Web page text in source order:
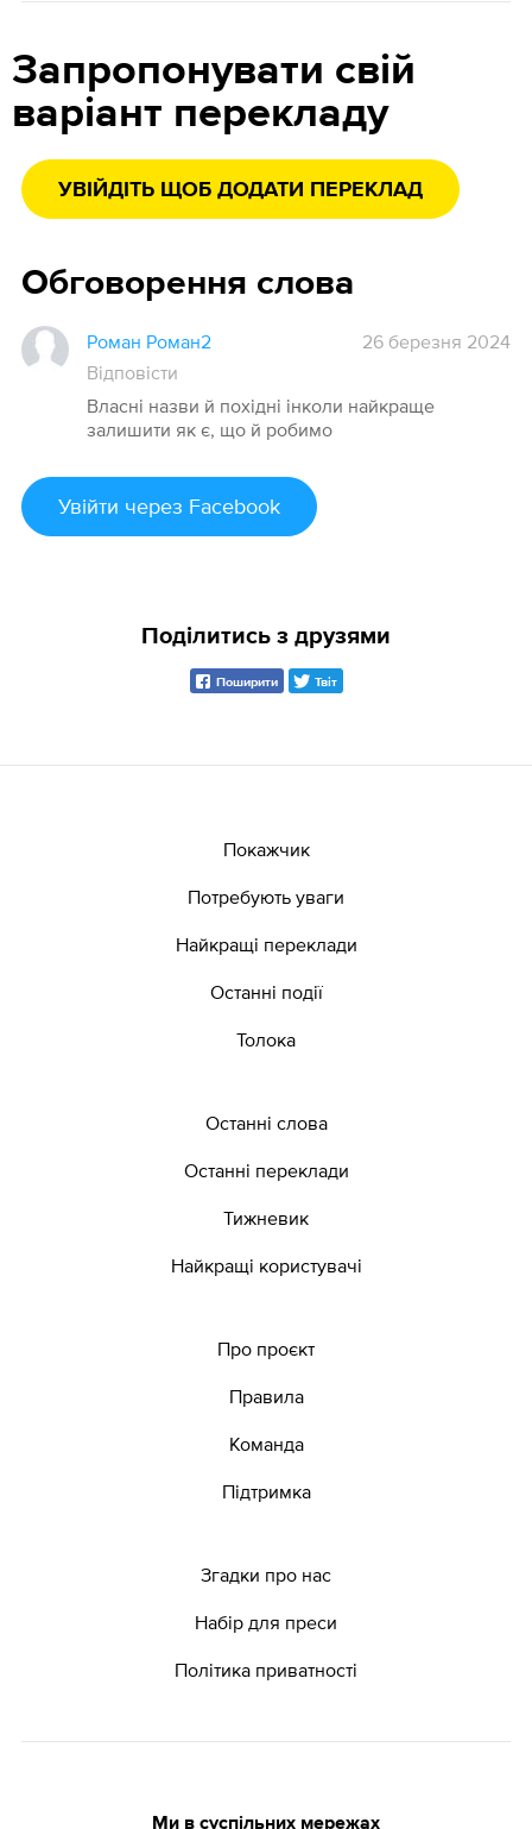
Запропонувати свій
варіант перекладу
УВІЙДІТЬ ЩОБ ДОДАТИ ПЕРЕКЛАД
Обговорення слова
Роман Роман2
26 березня 2024
Відповісти
Власні назви й похідні інколи найкраще
залишити як є, що й робимо
Увійти через Facebook
Поділитись з друзями
Поширити Твіт
Покажчик
Потребують уваги
Найкращі переклади
Останні події
Толока
Останні слова
Останні переклади
Тижневик
Найкращі користувачі
Про проєкт
Правила
Команда
Підтримка
Згадки про нас
Набір для преси
Політика приватності
Ми в суспільних мережах